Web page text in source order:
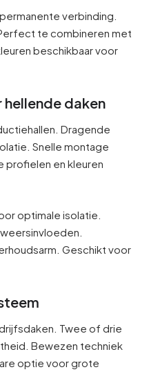
verbinding.
te combineren met
beschikbaar voor
hellende daken
Dragende
Snelle montage
profielen en kleuren
optimale isolatie.
Geschikt voor
Twee of drie
Bewezen techniek
optie voor grote